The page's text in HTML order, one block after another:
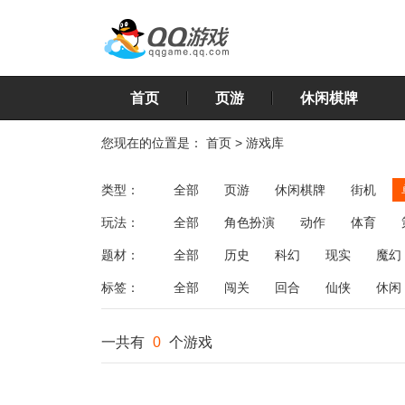
首页 页游 休闲棋牌
您现在的位置是： 首页 > 游戏库
类型： 全部 页游 休闲棋牌 街机
玩法： 全部 角色扮演 动作 体育
飞行
恋爱 第三人称射击 棋类
题材： 全部 历史 科幻 现实 魔幻
标签： 全部 闯关 回合 仙侠 休闲
一共有 0 个游戏